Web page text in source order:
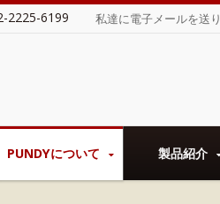
2225-6199 私達に電子メールを送り
PUNDYについて 製品紹介